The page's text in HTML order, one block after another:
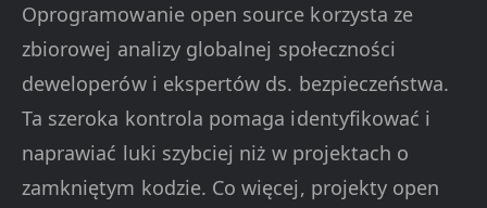
Oprogramowanie open source korzysta ze
zbiorowej analizy globalnej społeczności
deweloperów i ekspertów ds. bezpieczeństwa.
Ta szeroka kontrola pomaga identyfikować i
naprawiać luki szybciej niż w projektach o
zamkniętym kodzie. Co więcej, projekty open